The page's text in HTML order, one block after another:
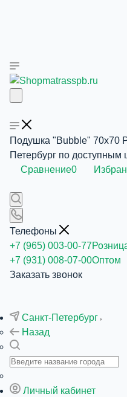
Подушка "Bubble" 70х70
Петербург по доступным
Сравнение0
Телефоны
+7 (965) 003-00-77
+7 (931) 008-07-00Оптом
Заказать звонок
Санкт-Петербург
Назад
Личный кабинет